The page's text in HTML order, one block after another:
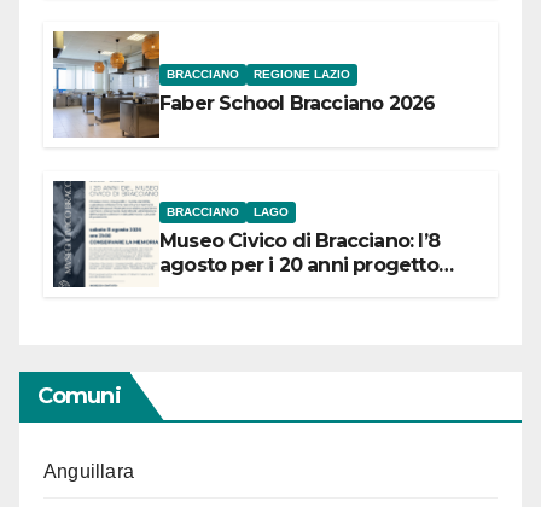
BRACCIANO REGIONE LAZIO
Faber School Bracciano 2026
BRACCIANO LAGO
Museo Civico di Bracciano: l’8
agosto per i 20 anni progetto
Comuni
Anguillara